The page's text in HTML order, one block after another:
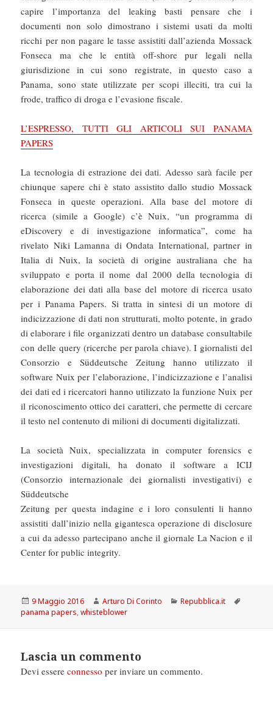
capire l’importanza del leaking basti pensare che i
documenti non solo dimostrano i sistemi usati da molti
ricchi per non pagare le tasse assistiti dall’azienda Mossack
Fonseca ma che le entità off-shore pur legali nella
giurisdizione in cui sono registrate, in questo caso a
Panama, sono state utilizzate per scopi illeciti, tra cui la
frode, traffico di droga e l’evasione fiscale.
L’ESPRESSO, TUTTI GLI ARTICOLI SUI PANAMA
PAPERS
La tecnologia di estrazione dei dati. Adesso sarà facile per
chiunque sapere chi è stato assistito dallo studio Mossack
Fonseca in queste operazioni. Alla base del motore di
ricerca (simile a Google) c’è Nuix, “un programma di
eDiscovery e di investigazione informatica”, come ha
rivelato Niki Lamanna di Ondata International, partner in
Italia di Nuix, la società di origine australiana che ha
sviluppato e porta il nome dal 2000 della tecnologia di
elaborazione dei dati alla base del motore di ricerca usato
per i Panama Papers. Si tratta in sintesi di un motore di
indicizzazione di dati non strutturati, molto potente, in grado
di elaborare i file organizzati dentro un database consultabile
con delle query (ricerche per parola chiave). I giornalisti del
Consorzio e Süddeutsche Zeitung hanno utilizzato il
software Nuix per l’elaborazione, l’indicizzazione e l’analisi
dei dati ed i ricercatori hanno utilizzato la funzione Nuix per
il riconoscimento ottico dei caratteri, che permette di cercare
il testo nel contenuto di milioni di documenti digitalizzati.
La società Nuix, specializzata in computer forensics e
investigazioni digitali, ha donato il software a ICIJ
(Consorzio internazionale dei giornalisti investigativi) e
Süddeutsche
Zeitung per questa indagine e i loro consulenti li hanno
assistiti dall’inizio nella gigantesca operazione di disclosure
a cui da adesso partecipano anche il giornale La Nacion e il
Center for public integrity.
Scritto
il
9 Maggio 2016 Autore
Arturo Di Corinto Categorie
Repubblica.it
panama papers,whisteblower
Lascia un commento
Devi essereconnesso per inviare un commento.